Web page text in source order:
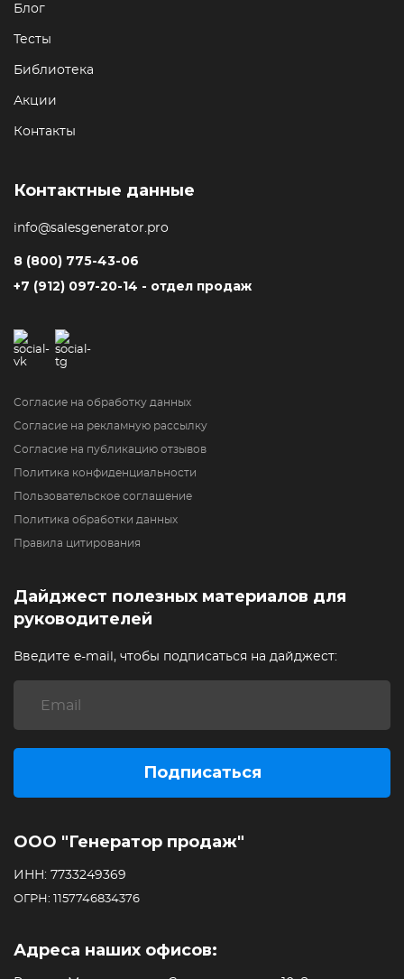
ООО "Генератор продаж"
ИНН: 7733249369
ОГРН: 1157746834376
Адреса наших офисов:
Блог
Тесты
Библиотека
Акции
Контакты
Контактные данные
info@salesgenerator.pro
8 (800) 775-43-06
+7 (912) 097-20-14 - отдел продаж
Согласие на обработку данных
Согласие на рекламную рассылку
Согласие на публикацию отзывов
Политика конфиденциальности
Пользовательское соглашение
Политика обработки данных
Правила цитирования
Дайджест полезных материалов для
руководителей
Введите e-mail, чтобы подписаться на дайджест:
Подписаться